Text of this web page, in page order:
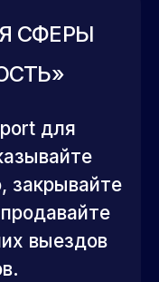
СФЕРЫ
для
закрывайте
выездов